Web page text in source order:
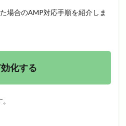
場合のAMP対応手順を紹介しま
化する